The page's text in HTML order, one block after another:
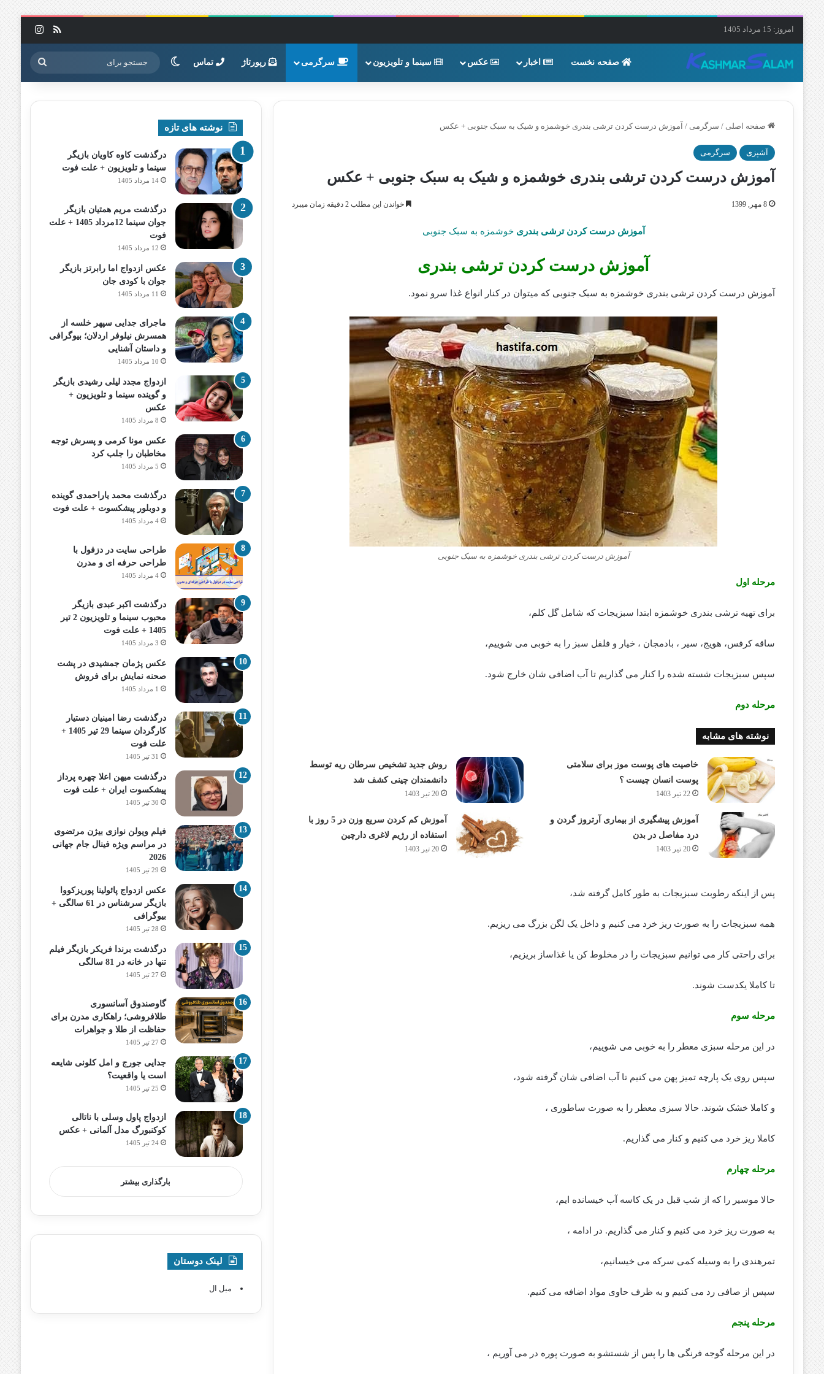
امروز: 15 مرداد 1405 خوراک
صفحه نخست اخبار عکس سینما و تلویزیون سرگرمی رپورتاژ تماس تغییر پوسته جستجو
برای
صفحه اصلی / سرگرمی / آموزش درست کردن ترشی بندری خوشمزه و شیک به سبک جنوبی + عکس
آشپزی سرگرمی
آموزش درست کردن ترشی بندری خوشمزه و شیک به سبک جنوبی + عکس
8 مهر, 1399 خواندن این مطلب 2 دقیقه زمان میبرد
آموزش درست کردن ترشی بندری خوشمزه به سبک جنوبی
آموزش درست کردن ترشی بندری
آموزش درست کردن ترشی بندری خوشمزه به سبک جنوبی که میتوان در کنار انواع غذا سرو نمود.
آموزش درست کردن ترشی بندری خوشمزه به سبک جنوبی
مرحله اول
برای تهیه ترشی بندری خوشمزه ابتدا سبزیجات که شامل گل کلم،
ساقه کرفس، هویج، سیر ، بادمجان ، خیار و فلفل سبز را به خوبی می شوییم،
سپس سبزیجات شسته شده را کنار می گذاریم تا آب اضافی شان خارج شود.
مرحله دوم
نوشته های مشابه
خاصیت های پوست موز برای سلامتی
پوست انسان چیست ؟
22 تیر 1403
روش جدید تشخیص سرطان ریه توسط
دانشمندان چینی کشف شد
20 تیر 1403
آموزش پیشگیری از بیماری آرتروز گردن و
درد مفاصل در بدن
20 تیر 1403
آموزش کم کردن سریع وزن در 5 روز با
استفاده از رژیم لاغری دارچین
20 تیر 1403
پس از اینکه رطوبت سبزیجات به طور کامل گرفته شد،
همه سبزیجات را به صورت ریز خرد می کنیم و داخل یک لگن بزرگ می ریزیم.
برای راحتی کار می توانیم سبزیجات را در مخلوط کن یا غذاساز بریزیم،
تا کاملا یکدست شوند.
مرحله سوم
در این مرحله سبزی معطر را به خوبی می شوییم،
سپس روی یک پارچه تمیز پهن می کنیم تا آب اضافی شان گرفته شود،
و کاملا خشک شوند. حالا سبزی معطر را به صورت ساطوری ،
کاملا ریز خرد می کنیم و کنار می گذاریم.
مرحله چهارم
حالا موسیر را که از شب قبل در یک کاسه آب خیسانده ایم،
به صورت ریز خرد می کنیم و کنار می گذاریم. در ادامه ،
تمرهندی را به وسیله کمی سرکه می خیسانیم،
سپس از صافی رد می کنیم و به ظرف حاوی مواد اضافه می کنیم.
مرحله پنجم
در این مرحله گوجه فرنگی ها را پس از شستشو به صورت پوره در می آوریم ،
نوشته های تازه
درگذشت کاوه کاویان بازیگر
سینما و تلویزیون + علت فوت
14 مرداد 1405
درگذشت مریم همتیان بازیگر
جوان سینما 12مرداد 1405 + علت
فوت
12 مرداد 1405
عکس ازدواج اما رابرتز بازیگر
جوان با کودی جان
11 مرداد 1405
ماجرای جدایی سپهر خلسه از
همسرش نیلوفر اردلان؛ بیوگرافی
و داستان آشنایی
10 مرداد 1405
ازدواج مجدد لیلی رشیدی بازیگر
و گوینده سینما و تلویزیون +
عکس
8 مرداد 1405
عکس مونا کرمی و پسرش توجه
مخاطبان را جلب کرد
5 مرداد 1405
درگذشت محمد یاراحمدی گوینده
و دوبلور پیشکسوت + علت فوت
4 مرداد 1405
طراحی سایت در دزفول با
طراحی حرفه‌ ای و مدرن
4 مرداد 1405
درگذشت اکبر عبدی بازیگر
محبوب سینما و تلویزیون 2 تیر
1405 + علت فوت
3 مرداد 1405
عکس پژمان جمشیدی در پشت
صحنه نمایش برای فروش
1 مرداد 1405
درگذشت رضا امینیان دستیار
کارگردان سینما 29 تیر 1405 +
علت فوت
31 تیر 1405
درگذشت میهن اعلا چهره پرداز
پیشکسوت ایران + علت فوت
30 تیر 1405
فیلم ویولن نوازی بیژن مرتضوی
در مراسم ویژه فینال جام جهانی
2026
29 تیر 1405
عکس ازدواج پائولینا پوریزکووا
بازیگر سرشناس در 61 سالگی +
بیوگرافی
28 تیر 1405
درگذشت برندا فریکر بازیگر فیلم
تنها در خانه در 81 سالگی
27 تیر 1405
گاوصندوق آسانسوری
طلافروشی؛ راهکاری مدرن برای
حفاظت از طلا و جواهرات
27 تیر 1405
جدایی جورج و امل کلونی شایعه
است یا واقعیت؟
25 تیر 1405
ازدواج پاول وسلی با ناتالی
کوکنبورگ مدل آلمانی + عکس
24 تیر 1405
بارگذاری بیشتر
لینک دوستان
مبل ال